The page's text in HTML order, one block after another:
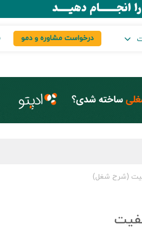
درخواست مشاوره و دمو
(شرح شغل)